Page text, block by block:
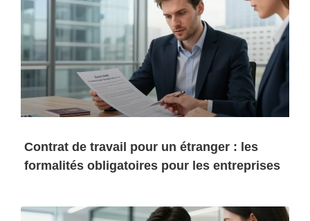
Contrat de travail pour un étranger : les
formalités obligatoires pour les entreprises